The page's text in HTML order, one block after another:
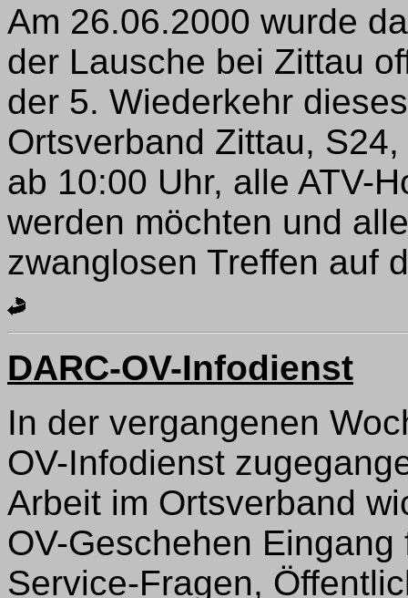
Am 26.06.2000 wurde
der Lausche bei Zittau
der 5. Wiederkehr
Ortsverband Zittau,
ab 10:00 Uhr, alle ATV-
werden möchten und
zwanglosen Treffen auf
DARC-OV-Infodienst
In der vergangenen
OV-Infodienst
Arbeit im Ortsverband
OV-Geschehen
Service-Fragen,